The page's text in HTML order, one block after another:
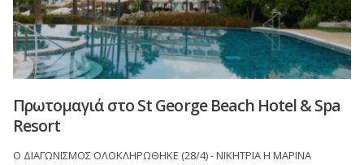
Πρωτομαγιά στο St George Beach Hotel & Spa
Resort
O ΔΙΑΓΩΝΙΣΜΟΣ ΟΛΟΚΛΗΡΩΘΗΚΕ (28/4) - ΝΙΚΗΤΡΙΑ Η ΜΑΡΙΝΑ